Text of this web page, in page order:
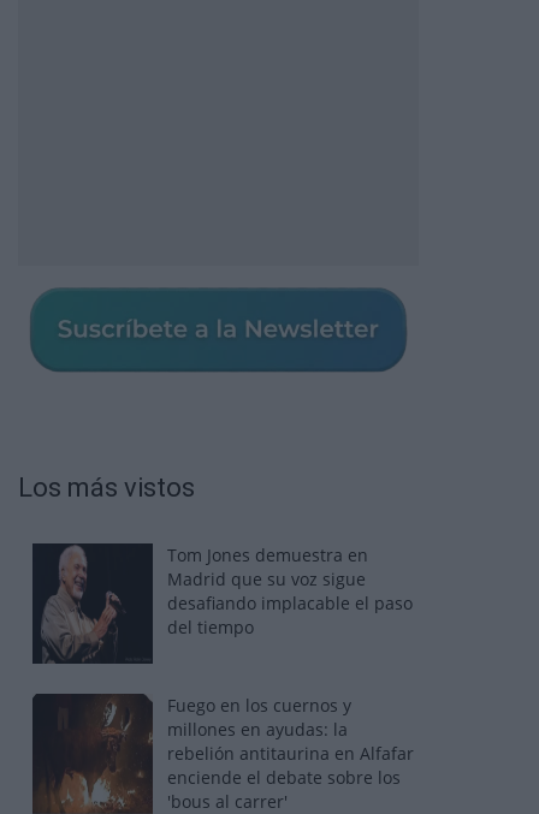
Los más vistos
Tom Jones demuestra en
Madrid que su voz sigue
desafiando implacable el paso
del tiempo
Fuego en los cuernos y
millones en ayudas: la
rebelión antitaurina en Alfafar
enciende el debate sobre los
'bous al carrer'